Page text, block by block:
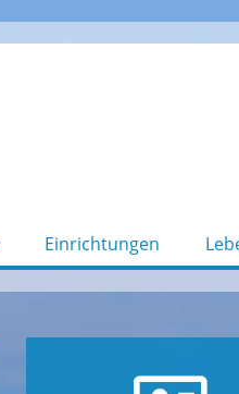
Einrichtungen